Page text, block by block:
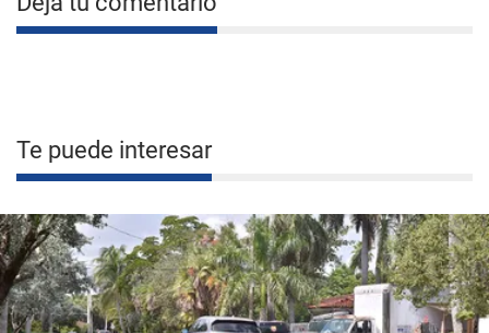
Te puede interesar